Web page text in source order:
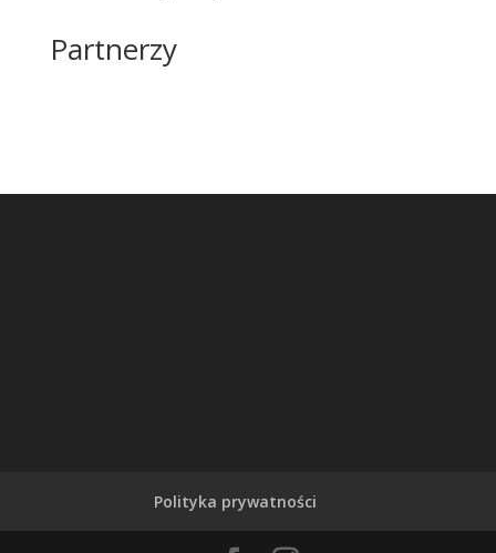
Partnerzy
Polityka prywatności